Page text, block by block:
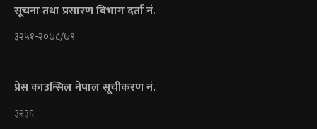
सूचना तथा प्रसारण विभाग दर्ता नं.
३२५१-२०७८/७९
प्रेस काउन्सिल नेपाल सूचीकरण नं.
३२३६